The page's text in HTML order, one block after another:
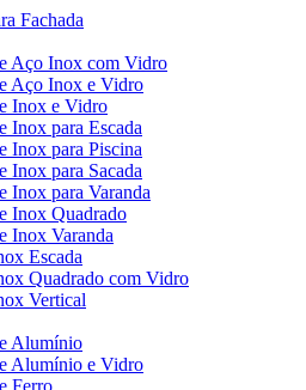
Fachada
Aço Inox com Vidro
Aço Inox e Vidro
Inox e Vidro
Inox para Escada
Inox para Piscina
Inox para Sacada
Inox para Varanda
Inox Quadrado
Inox Varanda
Escada
Quadrado com Vidro
Vertical
Alumínio
Alumínio e Vidro
Ferro